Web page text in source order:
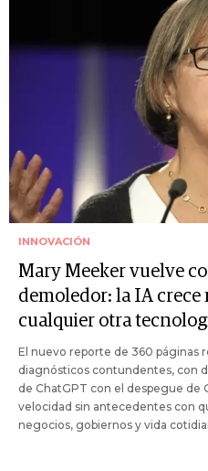
INNOVACIÓN
Mary Meeker vuelve
demoledor: la IA crece
cualquier otra
El nuevo reporte de 360 páginas
diagnósticos contundentes, con
de ChatGPT con el despegue de
velocidad sin antecedentes con
negocios, gobiernos y vida